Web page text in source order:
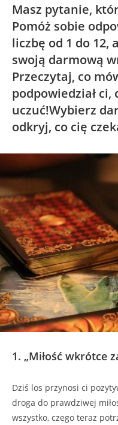
Masz pytanie,
Pomóż sobie
liczbę od 1 do 12,
swoją darmową
Przeczytaj, co
podpowiedział ci,
uczuć!Wybierz
odkryj, co cię
1. „Miłość wkrótce
Dziś los przynosi ci
droga do prawdziwej
wszystko, czego teraz